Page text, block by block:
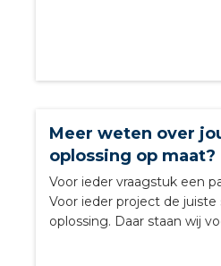
Meer weten over
oplossing op maat?
Voor ieder vraagstuk een
Voor ieder project de juiste
oplossing. Daar staan wij